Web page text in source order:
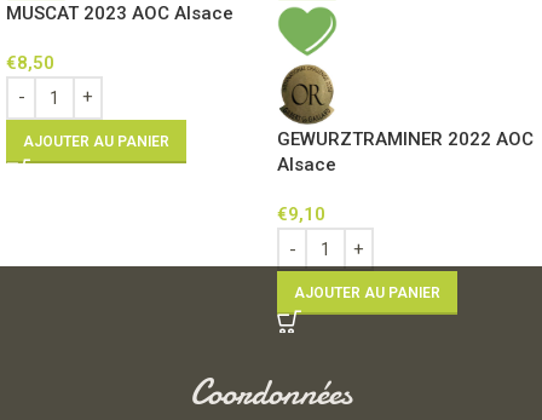
MUSCAT 2023 AOC Alsace
€8,50
AJOUTER AU PANIER
GEWURZTRAMINER 2022 AOC
Alsace
€9,10
AJOUTER AU PANIER
Coordonnées